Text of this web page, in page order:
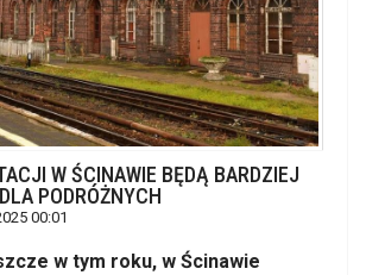
W ŚCINAWIE BĘDĄ BARDZIEJ
PODRÓŻNYCH
00:01
w tym roku, w Ścinawie